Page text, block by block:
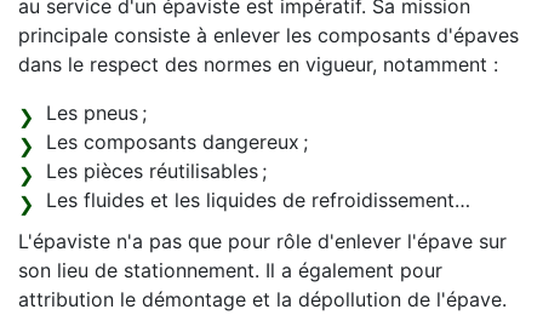
au service d'un épaviste est impératif. Sa mission
principale consiste à enlever les composants d'épaves
dans le respect des normes en vigueur, notamment :
Les pneus ;
Les composants dangereux ;
Les pièces réutilisables ;
Les fluides et les liquides de refroidissement…
L'épaviste n'a pas que pour rôle d'enlever l'épave sur
son lieu de stationnement. Il a également pour
attribution le démontage et la dépollution de l'épave.